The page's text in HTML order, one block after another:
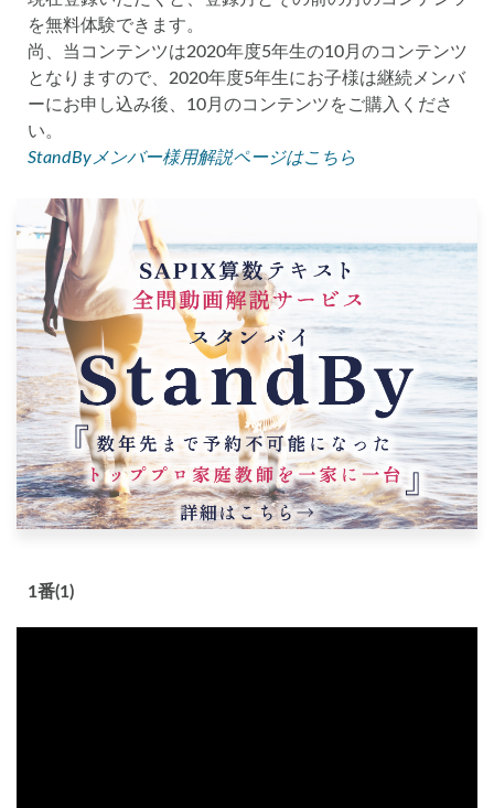
を無料体験できます。
尚、当コンテンツは2020年度5年生の10月のコンテンツ
となりますので、2020年度5年生にお子様は継続メンバ
ーにお申し込み後、10月のコンテンツをご購入くださ
い。
StandByメンバー様用解説ページはこちら
1番(1)